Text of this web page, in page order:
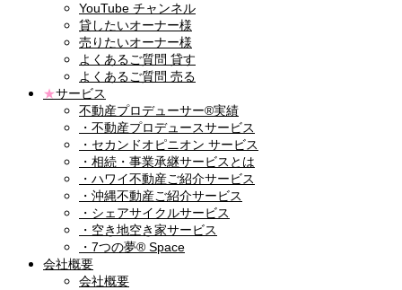
YouTube チャンネル
貸したいオーナー様
売りたいオーナー様
よくあるご質問 貸す
よくあるご質問 売る
★サービス
不動産プロデューサー®実績
・不動産プロデュースサービス
・セカンドオピニオン サービス
・相続・事業承継サービスとは
・ハワイ不動産ご紹介サービス
・沖縄不動産ご紹介サービス
・シェアサイクルサービス
・空き地空き家サービス
・7つの夢® Space
会社概要
会社概要